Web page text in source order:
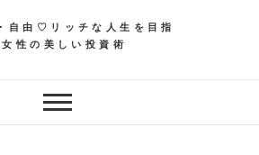
自由♡リッチな人生を目指
女性の美しい投資術